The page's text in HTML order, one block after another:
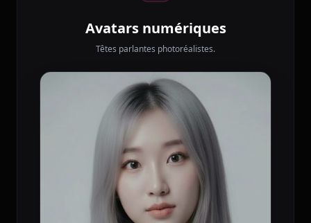
Avatars numériques
Têtes parlantes photoréalistes.